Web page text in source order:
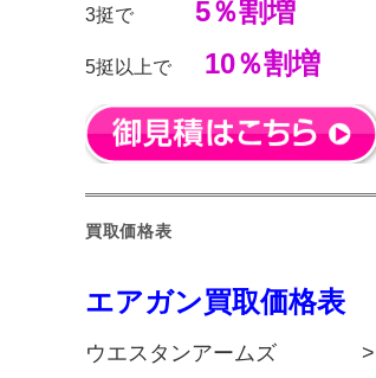
3挺で 5％割増
5挺以上で 10％割増
買取価格表
エアガン買取価格表
ウエスタンアームズ >